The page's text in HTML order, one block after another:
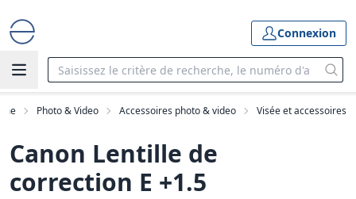
Connexion
Photo & Video Accessoires photo & video Visée et accessoires
Canon Lentille de
correction E +1.5